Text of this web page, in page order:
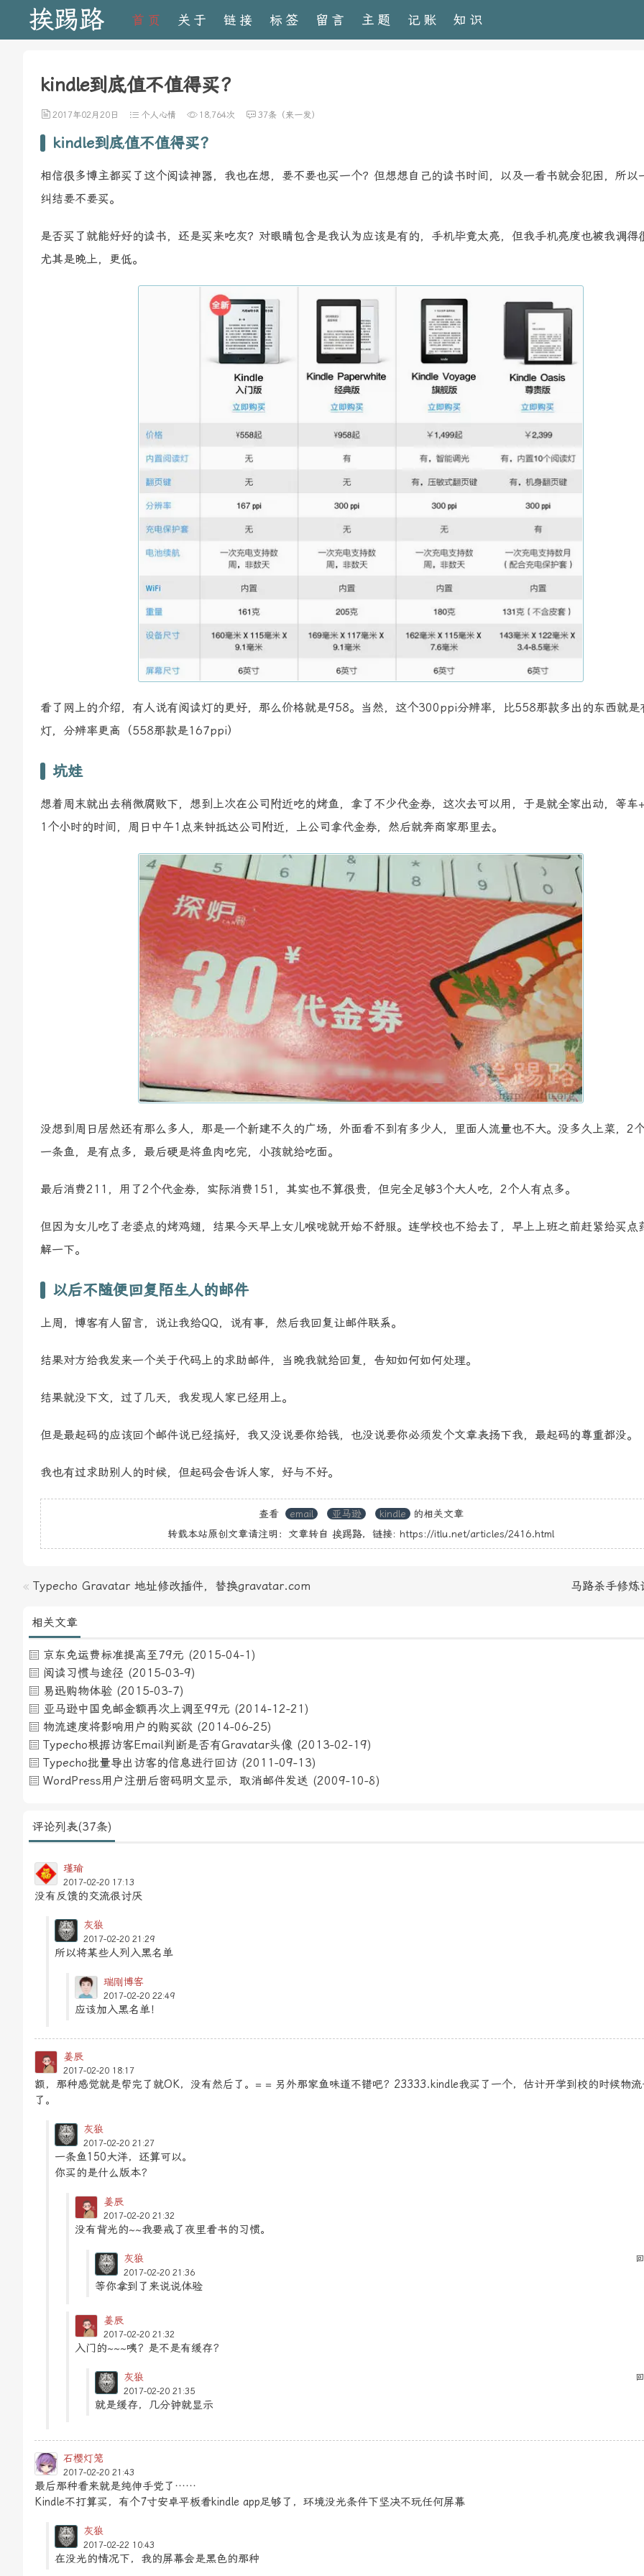
挨踢路 首页 关于 链接 标签 留言 主题 记账 知识
kindle到底值不值得买？
2017年02月20日 个人心情 18,764次 37条（来一发）
kindle到底值不值得买？
相信很多博主都买了这个阅读神器，我也在想，要不要也买一个？但想想自己的读书时间，以及一看书就会犯困，所以
纠结要不要买。
是否买了就能好好的读书，还是买来吃灰？对眼睛包含是我认为应该是有的，手机毕竟太亮，但我手机亮度也被我调得
尤其是晚上，更低。
看了网上的介绍，有人说有阅读灯的更好，那么价格就是958。当然，这个300ppi分辨率，比558那款多出的东西就是
灯，分辨率更高（558那款是167ppi）
坑娃
想着周末就出去稍微腐败下，想到上次在公司附近吃的烤鱼，拿了不少代金券，这次去可以用，于是就全家出动，等车
1个小时的时间，周日中午1点来钟抵达公司附近，上公司拿代金券，然后就奔商家那里去。
没想到周日居然还有那么多人，那是一个新建不久的广场，外面看不到有多少人，里面人流量也不大。没多久上菜，2
一条鱼，是有点多，最后硬是将鱼肉吃完，小孩就给吃面。
最后消费211，用了2个代金券，实际消费151，其实也不算很贵，但完全足够3个大人吃，2个人有点多。
但因为女儿吃了老婆点的烤鸡翅，结果今天早上女儿喉咙就开始不舒服。连学校也不给去了，早上上班之前赶紧给买点
解一下。
以后不随便回复陌生人的邮件
上周，博客有人留言，说让我给QQ，说有事，然后我回复让邮件联系。
结果对方给我发来一个关于代码上的求助邮件，当晚我就给回复，告知如何如何处理。
结果就没下文，过了几天，我发现人家已经用上。
但是最起码的应该回个邮件说已经搞好，我又没说要你给钱，也没说要你必须发个文章表扬下我，最起码的尊重都没。
我也有过求助别人的时候，但起码会告诉人家，好与不好。
查看 email 亚马逊 kindle
的相关文章
转载本站原创文章请注明：文章转自 挨踢路，链接: https://itlu.net/articles/2416.html
« Typecho Gravatar 地址修改插件，替换gravatar.com 马路杀手修
相关文章
京东免运费标准提高至79元 (2015-04-1)
阅读习惯与途径 (2015-03-9)
易迅购物体验 (2015-03-7)
亚马逊中国免邮金额再次上调至99元 (2014-12-21)
物流速度将影响用户的购买欲 (2014-06-25)
Typecho根据访客Email判断是否有Gravatar头像 (2013-02-19)
Typecho批量导出访客的信息进行回访 (2011-09-13)
WordPress用户注册后密码明文显示，取消邮件发送 (2009-10-8)
评论列表(37条)
瑾瑜
2017-02-20 17:13
没有反馈的交流很讨厌
灰狼
2017-02-20 21:29
所以将某些人列入黑名单
瑞刚博客
2017-02-20 22:49
应该加入黑名单！
姜辰
2017-02-20 18:17
额，那种感觉就是帮完了就OK，没有然后了。= = 另外那家鱼味道不错吧？23333.kindle我买了一个，估计开学到校的时候物流
了。
灰狼
2017-02-20 21:27
一条鱼150大洋，还算可以。
你买的是什么版本？
姜辰
2017-02-20 21:32
没有背光的~~我要戒了夜里看书的习惯。
灰狼
2017-02-20 21:36
等你拿到了来说说体验
姜辰
2017-02-20 21:32
入门的~~~咦？是不是有缓存？
灰狼
2017-02-20 21:35
就是缓存，几分钟就显示
石樱灯笼
2017-02-20 21:43
最后那种看来就是纯伸手党了……
Kindle不打算买，有个7寸安卓平板看kindle app足够了，环境没光条件下坚决不玩任何屏幕
灰狼
2017-02-22 10:43
在没光的情况下，我的屏幕会是黑色的那种